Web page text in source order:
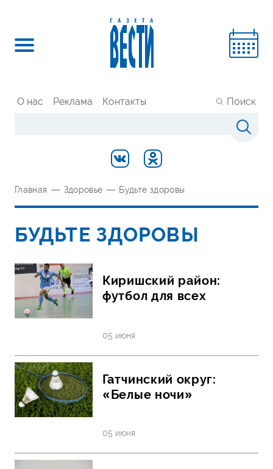
О нас Реклама Контакты Поиск
Главная — Здоровье — Будьте здоровы
БУДЬТЕ ЗДОРОВЫ
Киришский район:
футбол для всех
05 июня
Гатчинский округ:
«Белые ночи»
05 июня